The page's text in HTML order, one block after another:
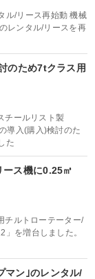
ル/リース再始動 機械
レンタル/リースを再
のため7tクラス用
チールリスト製
導入(購入)検討のた
た
ス機に0.25㎥
チルトローテーター/
を増台しました。
マン｣のレンタル/